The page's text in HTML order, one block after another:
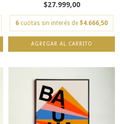
$27.999,00
6 cuotas sin interés de $4.666,50
AGREGAR AL CARRITO